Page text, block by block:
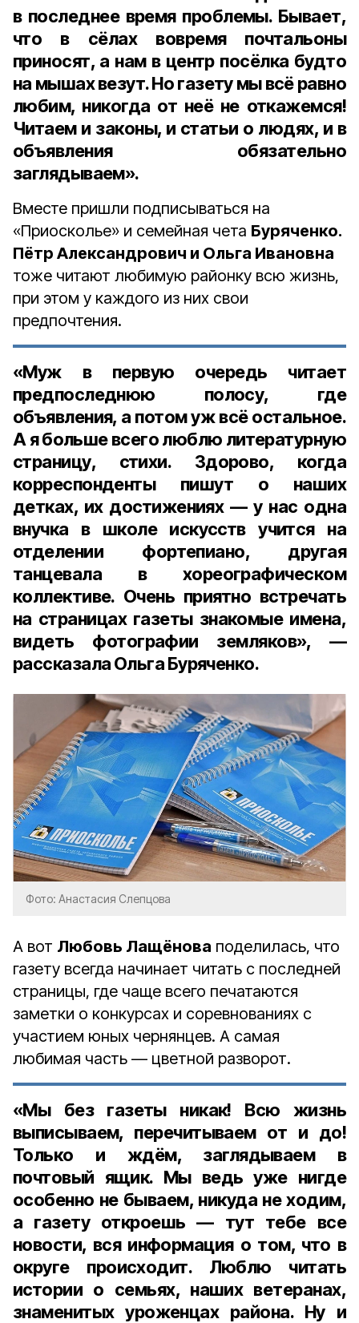
в последнее время проблемы. Бывает,
что в сёлах вовремя почтальоны
приносят, а нам в центр посёлка будто
на мышах везут. Но газету мы всё равно
любим, никогда от неё не откажемся!
Читаем и законы, и статьи о людях, и в
объявления обязательно
заглядываем».
Вместе пришли подписываться на
«Приосколье» и семейная чета Буряченко.
Пётр Александрович и Ольга Ивановна
тоже читают любимую районку всю жизнь,
при этом у каждого из них свои
предпочтения.
«Муж в первую очередь читает
предпоследнюю полосу, где
объявления, а потом уж всё остальное.
А я больше всего люблю литературную
страницу, стихи. Здорово, когда
корреспонденты пишут о наших
детках, их достижениях — у нас одна
внучка в школе искусств учится на
отделении фортепиано, другая
танцевала в хореографическом
коллективе. Очень приятно встречать
на страницах газеты знакомые имена,
видеть фотографии земляков», —
рассказала Ольга Буряченко.
Фото: Анастасия Слепцова
А вот Любовь Лащёнова поделилась, что
газету всегда начинает читать с последней
страницы, где чаще всего печатаются
заметки о конкурсах и соревнованиях с
участием юных чернянцев. А самая
любимая часть — цветной разворот.
«Мы без газеты никак! Всю жизнь
выписываем, перечитываем от и до!
Только и ждём, заглядываем в
почтовый ящик. Мы ведь уже нигде
особенно не бываем, никуда не ходим,
а газету откроешь — тут тебе все
новости, вся информация о том, что в
округе происходит. Люблю читать
истории о семьях, наших ветеранах,
знаменитых уроженцах района. Ну и